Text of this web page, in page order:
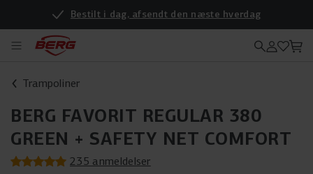
Bestilt i dag, afsendt den næste hverdag
Trampoliner
BERG FAVORIT REGULAR 380
GREEN + SAFETY NET COMFORT
235 anmeldelser